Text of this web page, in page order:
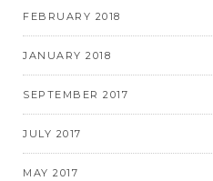
FEBRUARY 2018
JANUARY 2018
SEPTEMBER 2017
JULY 2017
MAY 2017